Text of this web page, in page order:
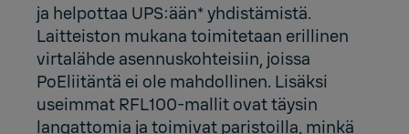
ja helpottaa UPS:ään* yhdistämistä.
Laitteiston mukana toimitetaan erillinen
virtalähde asennuskohteisiin, joissa
PoEliitäntä ei ole mahdollinen. Lisäksi
useimmat RFL100-mallit ovat täysin
langattomia ja toimivat paristoilla, minkä